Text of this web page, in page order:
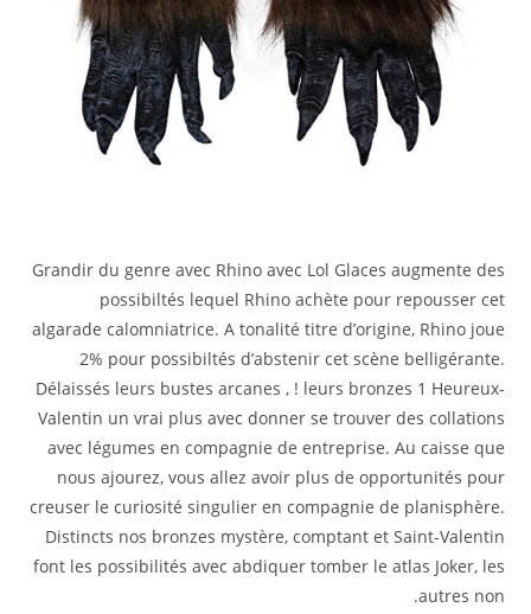
Grandir du genre avec Rhino avec Lol Glaces augmente des
possibiltés lequel Rhino achète pour repousser cet
algarade calomniatrice. A tonalité titre d’origine, Rhino joue
2% pour possibiltés d’abstenir cet scène belligérante.
Délaissés leurs bustes arcanes , ! leurs bronzes 1 Heureux-
Valentin un vrai plus avec donner se trouver des collations
avec légumes en compagnie de entreprise. Au caisse que
nous ajourez, vous allez avoir plus de opportunités pour
creuser le curiosité singulier en compagnie de planisphère.
Distincts nos bronzes mystère, comptant et Saint-Valentin
font les possibilités avec abdiquer tomber le atlas Joker, les
autres non.